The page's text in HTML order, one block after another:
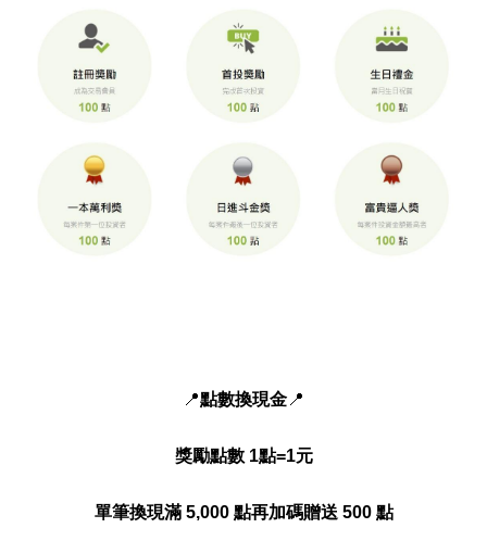
📍點數換現金 📍
獎勵點數 1點=1元
單筆換現滿 5,000 點再加碼贈送 500 點